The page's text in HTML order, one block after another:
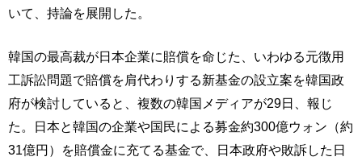
いて、持論を展開した。
韓国の最高裁が日本企業に賠償を命じた、いわゆる元徴用
工訴訟問題で賠償を肩代わりする新基金の設立案を韓国政
府が検討していると、複数の韓国メディアが29日、報じ
た。日本と韓国の企業や国民による募金約300億ウォン（約
31億円）を賠償金に充てる基金で、日本政府や敗訴した日